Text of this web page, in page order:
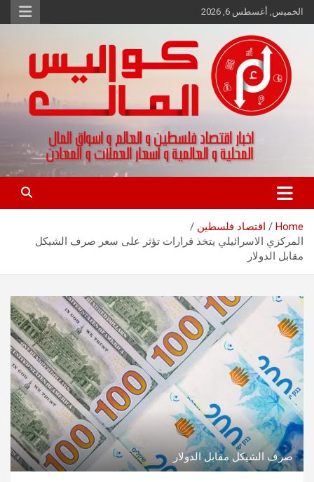
Skip
to
الخميس, أغسطس 6, 2026
كواليس المال
اخبار اقتصاد فلسطين و العالم و تقارير اسواق المال و العملات
Home
اقتصاد فلسطين
المركزي الاسرائيلي يتخذ قرارات تؤثر على سعر صرف الشيكل
مقابل الدولار
صرف الشيكل مقابل الدولار